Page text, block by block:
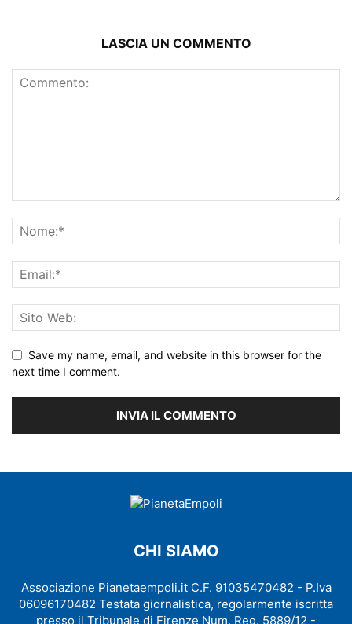
LASCIA UN COMMENTO
Save my name, email, and website in this browser for the
next time I comment.
CHI SIAMO
Associazione Pianetaempoli.it C.F. 91035470482 - P.Iva
06096170482 Testata giornalistica, regolarmente iscritta
presso il Tribunale di Firenze Num. Reg. 5889/12 -